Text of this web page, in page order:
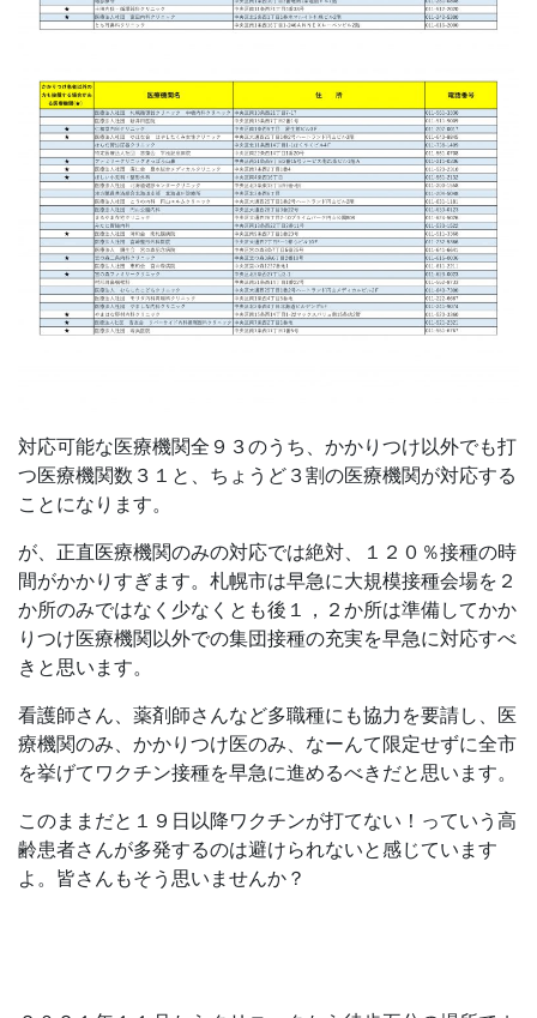
対応可能な医療機関全９３のうち、かかりつけ以外でも打
つ医療機関数３１と、ちょうど３割の医療機関が対応する
ことになります。
が、正直医療機関のみの対応では絶対、１２０％接種の時
間がかかりすぎます。札幌市は早急に大規模接種会場を２
か所のみではなく少なくとも後１，２か所は準備してかか
りつけ医療機関以外での集団接種の充実を早急に対応すべ
きと思います。
看護師さん、薬剤師さんなど多職種にも協力を要請し、医
療機関のみ、かかりつけ医のみ、なーんて限定せずに全市
を挙げてワクチン接種を早急に進めるべきだと思います。
このままだと１９日以降ワクチンが打てない！っていう高
齢患者さんが多発するのは避けられないと感じています
よ。皆さんもそう思いませんか？